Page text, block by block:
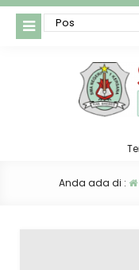
Anda ada di :